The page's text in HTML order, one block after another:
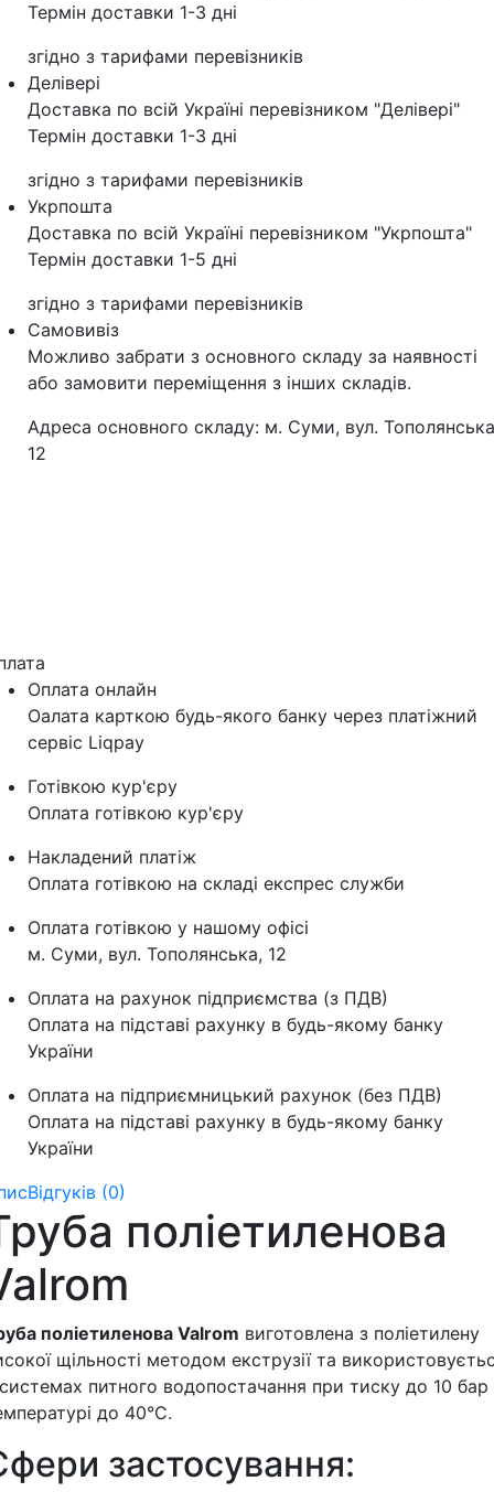
Термін доставки 1-3 дні
згідно з тарифами перевізників
Делівері
Доставка по всій Україні перевізником "Делівері"
Термін доставки 1-3 дні
згідно з тарифами перевізників
Укрпошта
Доставка по всій Україні перевізником "Укрпошта"
Термін доставки 1-5 дні
згідно з тарифами перевізників
Самовивіз
Можливо забрати з основного складу за наявності
або замовити переміщення з інших складів.
Адреса основного складу: м. Суми, вул.
12
Оплата онлайн
Оалата карткою будь-якого банку через платіжний
сервіс Liqpay
Готівкою кур'єру
Оплата готівкою кур'єру
Накладений платіж
Оплата готівкою на складі експрес служби
Оплата готівкою у нашому офісі
м. Суми, вул. Тополянська, 12
Оплата на рахунок підприємства (з ПДВ)
Оплата на підставі рахунку в будь-якому банку
України
Оплата на підприємницький рахунок (без ПДВ)
Оплата на підставі рахунку в будь-якому банку
України
Відгуків (0)
поліетиленова
поліетиленова Valrom виготовлена з поліетилену
щільності методом екструзії та
питного водопостачання при тиску до 10 бар
до 40°C.
застосування: